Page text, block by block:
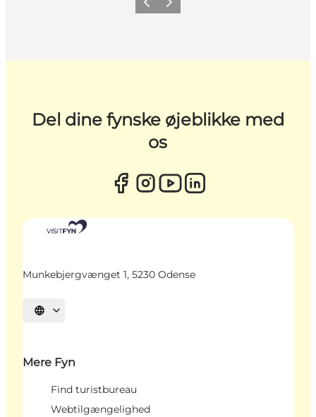
ForrigeNæste
Del dine fynske øjeblikke med
os
Munkebjergvænget 1, 5230 Odense
Vælg sprog
Mere Fyn
Find turistbureau
Webtilgængelighed